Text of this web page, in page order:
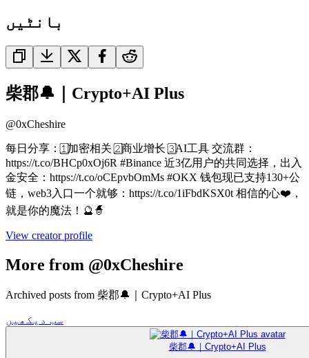
بانٹیں
柴郡🔔｜Crypto+AI Plus
@0xCheshire
每日分享：1⃣加密相关 2⃣商业增长 3⃣AI工具 交流群：
https://t.co/BHCp0xOj6R #Binance 近3亿用户的共同选择，出入
金安全：https://t.co/oCEpvbOmMs #OKX 钱包现已支持130+公
链，web3入口一个就够：https://t.co/1iFbdKSX0t 相信的心❤️，
就是你的魔法！🔮🧙
View creator profile
More from @0xCheshire
Archived posts from 柴郡🔔｜Crypto+AI Plus
سب دیکھیں
柴郡🔔｜Crypto+AI Plus